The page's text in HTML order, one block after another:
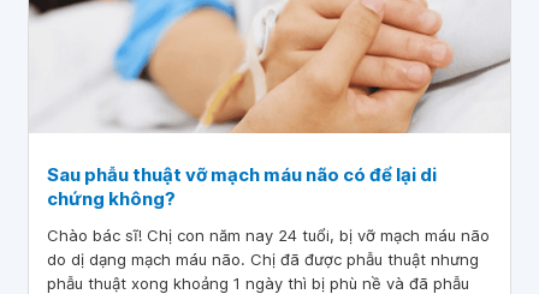
Sau phẫu thuật vỡ mạch máu não có để lại di
chứng không?
Chào bác sĩ! Chị con năm nay 24 tuổi, bị vỡ mạch máu não
do dị dạng mạch máu não. Chị đã được phẫu thuật nhưng
phẫu thuật xong khoảng 1 ngày thì bị phù nề và đã phẫu